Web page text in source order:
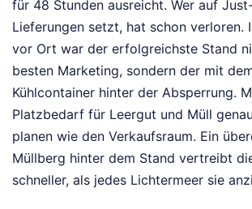
für 48 Stunden ausreicht. Wer auf
Lieferungen setzt, hat schon verloren.
vor Ort war der erfolgreichste Stand
besten Marketing, sondern der mit
Kühlcontainer hinter der Absperrung.
Platzbedarf für Leergut und Müll
planen wie den Verkaufsraum. Ein
Müllberg hinter dem Stand vertreibt
schneller, als jedes Lichtermeer sie